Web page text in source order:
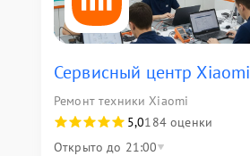
Сервисный центр Xiaomi
Ремонт техники Xiaomi
5,0184 оценки
Открыто до 21:00